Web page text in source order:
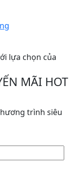
lựa chọn của
MÃI HOT
trình siêu